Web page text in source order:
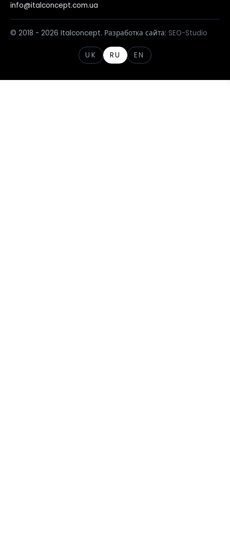
info@italconcept.com.ua
© 2018 - 2026 Italconcept. Разработка сайта: SEO-Studio
UK RU EN